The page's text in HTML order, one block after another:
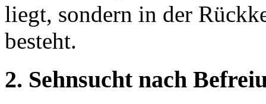
liegt, sondern in der
besteht.
2. Sehnsucht nach